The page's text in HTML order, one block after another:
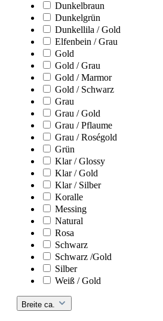
Dunkelbraun
Dunkelgrün
Dunkellila / Gold
Elfenbein / Grau
Gold
Gold / Grau
Gold / Marmor
Gold / Schwarz
Grau
Grau / Gold
Grau / Pflaume
Grau / Roségold
Grün
Klar / Glossy
Klar / Gold
Klar / Silber
Koralle
Messing
Natural
Rosa
Schwarz
Schwarz /Gold
Silber
Weiß / Gold
Breite ca.